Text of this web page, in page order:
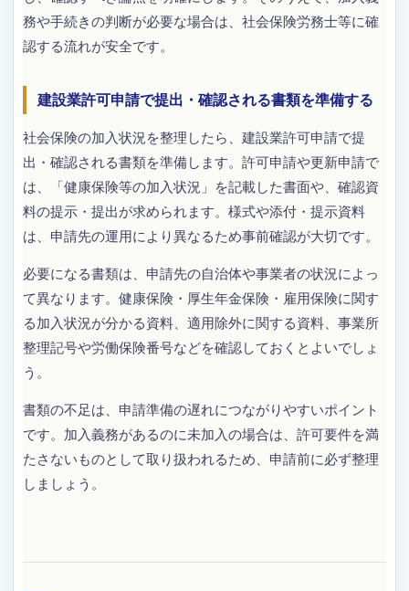
務や手続きの判断が必要な場合は、社会保険労務士等に確
認する流れが安全です。
建設業許可申請で提出・確認される書類を準備する
社会保険の加入状況を整理したら、建設業許可申請で提
出・確認される書類を準備します。許可申請や更新申請で
は、「健康保険等の加入状況」を記載した書面や、確認資
料の提示・提出が求められます。様式や添付・提示資料
は、申請先の運用により異なるため事前確認が大切です。
必要になる書類は、申請先の自治体や事業者の状況によっ
て異なります。健康保険・厚生年金保険・雇用保険に関す
る加入状況が分かる資料、適用除外に関する資料、事業所
整理記号や労働保険番号などを確認しておくとよいでしょ
う。
書類の不足は、申請準備の遅れにつながりやすいポイント
です。加入義務があるのに未加入の場合は、許可要件を満
たさないものとして取り扱われるため、申請前に必ず整理
しましょう。